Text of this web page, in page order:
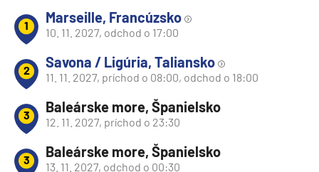
1 Marseille, Francúzsko
10. 11. 2027, odchod o 17:00
2 Savona / Ligúria, Taliansko
11. 11. 2027, príchod o 08:00, odchod o 18:00
3 Baleárske more, Španielsko
12. 11. 2027, príchod o 23:30
3 Baleárske more, Španielsko
13. 11. 2027, odchod o 00:30